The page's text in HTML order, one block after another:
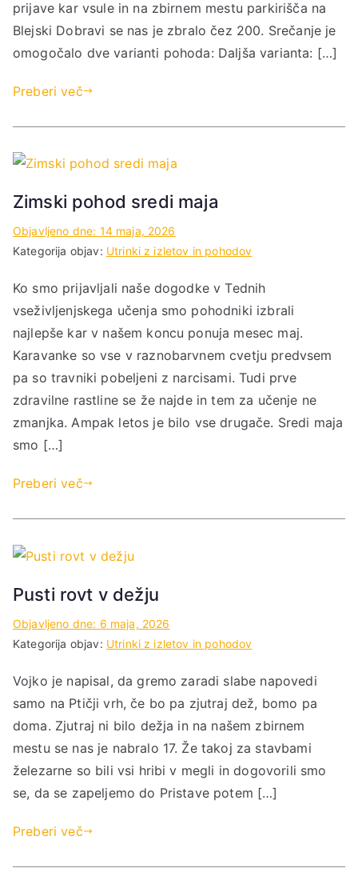
prijave kar vsule in na zbirnem mestu parkirišča na
Blejski Dobravi se nas je zbralo čez 200. Srečanje je
omogočalo dve varianti pohoda: Daljša varianta: […]
Preberi več
Zimski pohod sredi maja
Objavljeno dne: 14 maja, 2026
Kategorija objav: Utrinki z izletov in pohodov
Ko smo prijavljali naše dogodke v Tednih
vseživljenjskega učenja smo pohodniki izbrali
najlepše kar v našem koncu ponuja mesec maj.
Karavanke so vse v raznobarvnem cvetju predvsem
pa so travniki pobeljeni z narcisami. Tudi prve
zdravilne rastline se že najde in tem za učenje ne
zmanjka. Ampak letos je bilo vse drugače. Sredi maja
smo […]
Preberi več
Pusti rovt v dežju
Objavljeno dne: 6 maja, 2026
Kategorija objav: Utrinki z izletov in pohodov
Vojko je napisal, da gremo zaradi slabe napovedi
samo na Ptičji vrh, če bo pa zjutraj dež, bomo pa
doma. Zjutraj ni bilo dežja in na našem zbirnem
mestu se nas je nabralo 17. Že takoj za stavbami
železarne so bili vsi hribi v megli in dogovorili smo
se, da se zapeljemo do Pristave potem […]
Preberi več